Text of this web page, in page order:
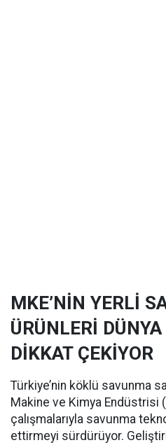
MKE’NİN YERLİ
ÜRÜNLERİ
DİKKAT ÇEKİYOR
Türkiye’nin köklü savunma
Makine ve Kimya Endüstrisi
çalışmalarıyla savunma
ettirmeyi sürdürüyor.